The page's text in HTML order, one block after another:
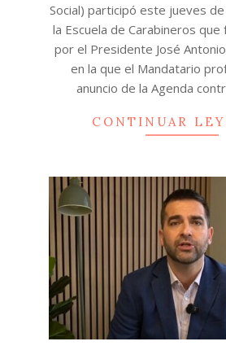
Social) participó este jueves
la Escuela de Carabineros que
por el Presidente José
en la que el Mandatario
anuncio de la Agenda
CONTINUAR